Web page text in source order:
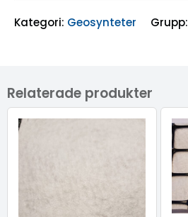
Kategori: Geosynteter Grupp:
Relaterade produkter